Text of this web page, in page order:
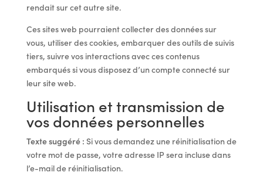
rendait sur cet autre site.
Ces sites web pourraient collecter des données sur
vous, utiliser des cookies, embarquer des outils de suivis
tiers, suivre vos interactions avec ces contenus
embarqués si vous disposez d’un compte connecté sur
leur site web.
Utilisation et transmission de
vos données personnelles
Texte suggéré : Si vous demandez une réinitialisation de
votre mot de passe, votre adresse IP sera incluse dans
l’e-mail de réinitialisation.